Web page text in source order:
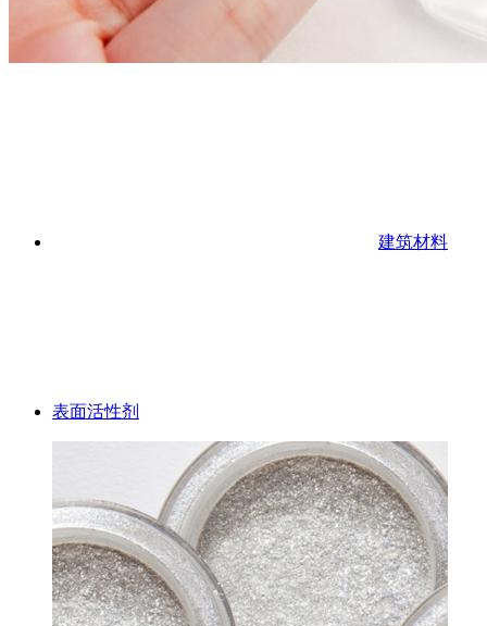
建筑材料
表面活性剂